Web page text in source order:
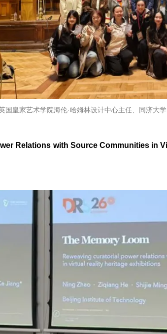
国皇家艺术学院海伦·哈姆林设计中心主任、同济大
Relations with Source Communities in